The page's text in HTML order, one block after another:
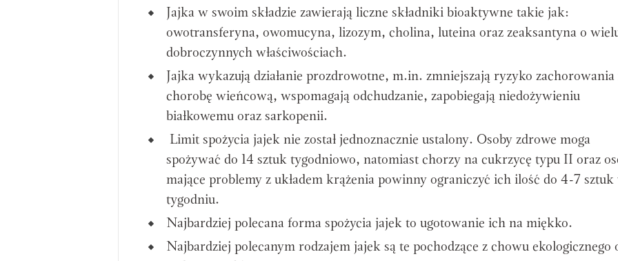
Jajka w swoim składzie zawierają liczne składniki bioaktywne takie jak:
owotransferyna, owomucyna, lizozym, cholina, luteina oraz zeaksantyna o
dobroczynnych właściwościach.
Jajka wykazują działanie prozdrowotne, m.in. zmniejszają ryzyko zachorowania
chorobę wieńcową, wspomagają odchudzanie, zapobiegają niedożywieniu
białkowemu oraz sarkopenii.
Limit spożycia jajek nie został jednoznacznie ustalony. Osoby zdrowe moga
spożywać do 14 sztuk tygodniowo, natomiast chorzy na cukrzycę typu II oraz
mające problemy z układem krążenia powinny ograniczyć ich ilość do 4-7 sztuk
tygodniu.
Najbardziej polecana forma spożycia jajek to ugotowanie ich na miękko.
Najbardziej polecanym rodzajem jajek są te pochodzące z chowu ekologicznego